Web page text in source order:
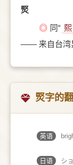
㷂
◎ 同“ 熙
—— 来自台湾
㷂字的
英语
日语 ショ